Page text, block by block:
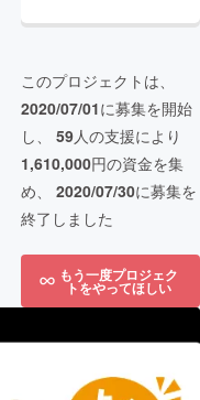
このプロジェクトは、
2020/07/01に募集を開始
し、 59人の支援により
1,610,000円の資金を集
め、 2020/07/30に募集を
終了しました
もう一度プロジェク
トをやってほしい